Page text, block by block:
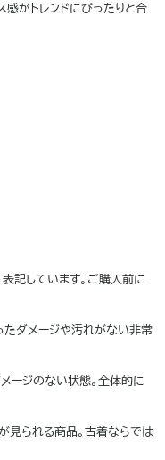
感がトレンドにぴったりと合
記しています。ご購入前に
たダメージや汚れがない非常
ージのない状態。全体的に
見られる商品。古着ならでは